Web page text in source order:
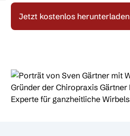
Jetzt kostenlos herunterladen